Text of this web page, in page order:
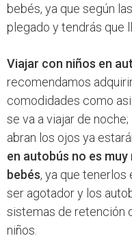
bebés, ya que según
plegado y tendrás que
Viajar con niños en
recomendamos
comodidades como
se va a viajar de
abran los ojos ya
en autobús no es
bebés, ya que tenerlos
ser agotador y los
sistemas de retención
niños.